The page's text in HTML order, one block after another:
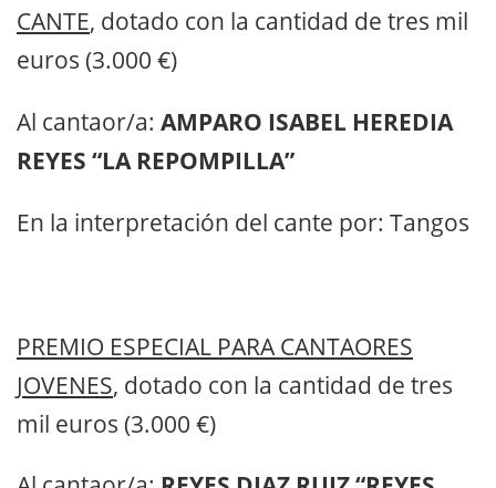
CANTE, dotado con la cantidad de tres mil
euros (3.000 €)
Al cantaor/a: AMPARO ISABEL HEREDIA
REYES “LA REPOMPILLA”
En la interpretación del cante por: Tangos
PREMIO ESPECIAL PARA CANTAORES
JOVENES, dotado con la cantidad de tres
mil euros (3.000 €)